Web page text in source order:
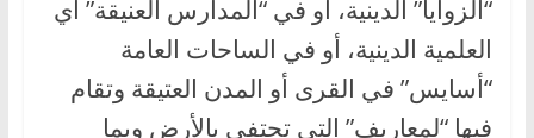
“الزوايا” الدينية، أو في “المدارس العنيقة” اي
العلمية الدينية، أو في الساحات العامة
“أسايس” في القرى أو المدن العتيقة وتقام
فيها “لمعاريف” التي تحتفي بالأرض وبما